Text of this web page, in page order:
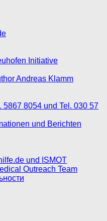
Initiative
Andreas Klamm
8054 und Tel. 030 57
und Berichten
und ISMOT
Outreach Team